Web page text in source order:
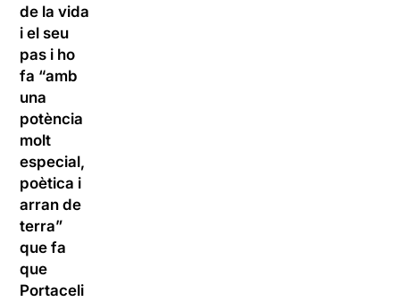
de la vida
i el seu
pas i ho
fa “amb
una
potència
molt
especial,
poètica i
arran de
terra”
que fa
que
Portaceli